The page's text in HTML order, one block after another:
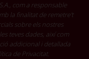
com a responsable
la finalitat de remetre't
sobre els nostres
teves dades, així com
addicional i detallada
de Privacitat.